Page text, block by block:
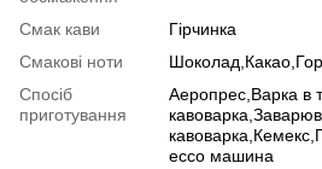
Смак кави
Гірчинка
Смакові ноти
Спосіб
приготування
Аеропрес,Варка в
ессо машина